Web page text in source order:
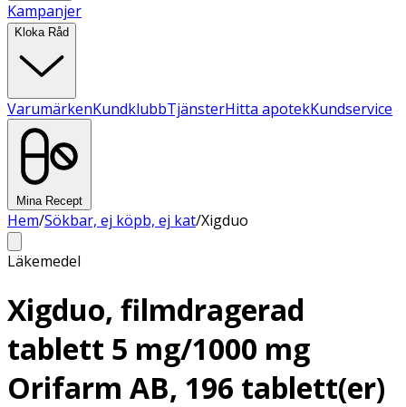
Kampanjer
Kloka Råd
VarumärkenKundklubbTjänsterHitta apotekKundservice
Mina Recept
Hem/Sökbar, ej köpb, ej kat/Xigduo
Läkemedel
Xigduo, filmdragerad
tablett 5 mg/1000 mg
Orifarm AB, 196 tablett(er)